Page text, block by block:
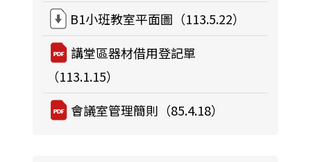
B1小班教室平面圖（113.5.22）
講堂區器材借用登記單
（113.1.15）
會議室管理簡則（85.4.18）